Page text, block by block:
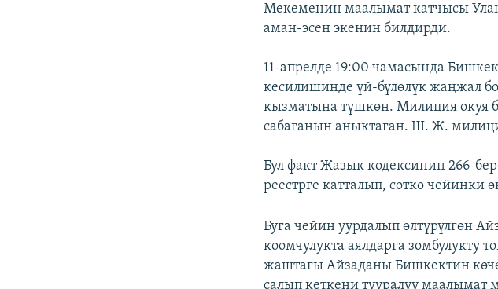
Мекеменин маалымат катчысы
аман-эсен экенин билдирди.
11-апрелде 19:00 чамасында
кесилишинде үй-бүлөлүк жаңжал
кызматына түшкөн. Милиция окуя
сабаганын аныктаган. Ш. Ж.
Бул факт Жазык кодексинин 266-
реестрге катталып, сотко
Буга чейин уурдалып өлтүрүлгөн
коомчулукта аялдарга зомбулукту
жаштагы Айзаданы Бишкектин
салып кеткени тууралуу маалымат